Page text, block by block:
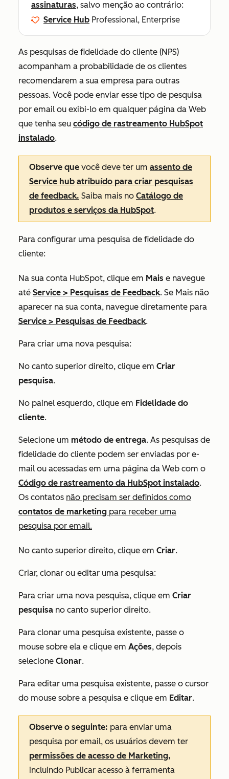
assinaturas, salvo menção ao contrário:
Service Hub Professional, Enterprise
As pesquisas de fidelidade do cliente (NPS)
acompanham a probabilidade de os clientes
recomendarem a sua empresa para outras
pessoas. Você pode enviar esse tipo de pesquisa
por email ou exibi-lo em qualquer página da Web
que tenha seu código de rastreamento HubSpot
instalado.
Observe que você deve ter um assento de
Service hub atribuído para criar pesquisas
de feedback. Saiba mais no Catálogo de
produtos e serviços da HubSpot.
Para configurar uma pesquisa de fidelidade do
cliente:
Na sua conta HubSpot, clique em Mais e navegue
até Service > Pesquisas de Feedback. Se Mais não
aparecer na sua conta, navegue diretamente para
Service > Pesquisas de Feedback.
Para criar uma nova pesquisa:
No canto superior direito, clique em Criar
pesquisa.
No painel esquerdo, clique em Fidelidade do
cliente.
Selecione um método de entrega. As pesquisas de
fidelidade do cliente podem ser enviadas por e-
mail ou acessadas em uma página da Web com o
Código de rastreamento da HubSpot instalado.
Os contatos não precisam ser definidos como
contatos de marketing para receber uma
pesquisa por email.
No canto superior direito, clique em Criar.
Criar, clonar ou editar uma pesquisa:
Para criar uma nova pesquisa, clique em Criar
pesquisa no canto superior direito.
Para clonar uma pesquisa existente, passe o
mouse sobre ela e clique em Ações, depois
selecione Clonar.
Para editar uma pesquisa existente, passe o cursor
do mouse sobre a pesquisa e clique em Editar.
Observe o seguinte: para enviar uma
pesquisa por email, os usuários devem ter
permissões de acesso de Marketing,
incluindo Publicar acesso à ferramenta